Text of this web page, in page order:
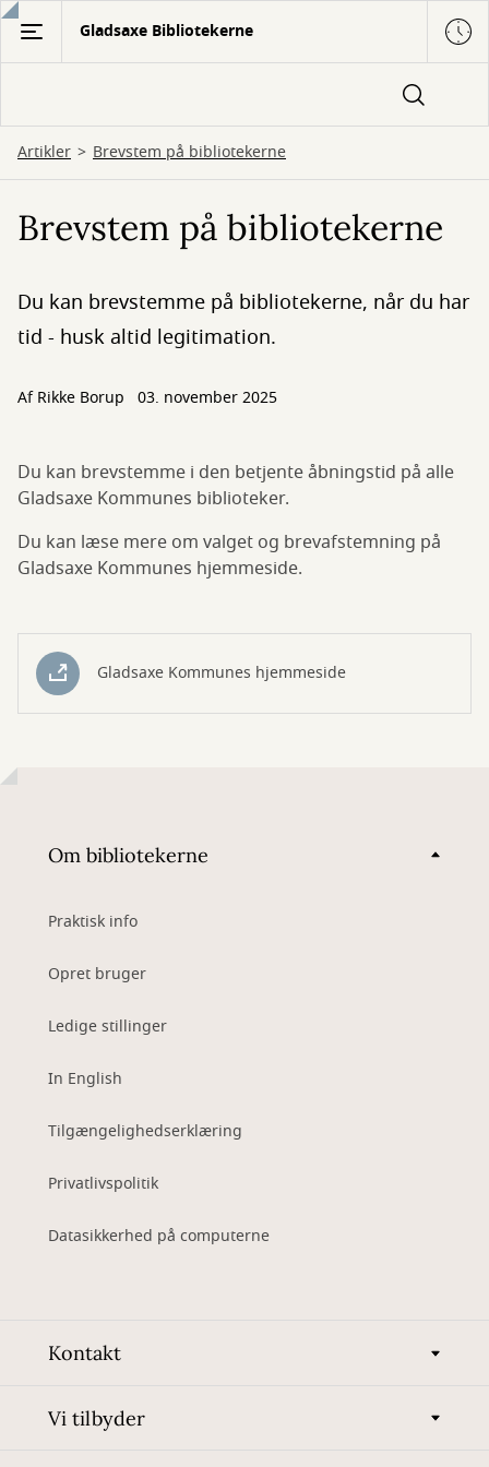
Gå
hovedindhold
Gladsaxe Bibliotekerne
Artikler Brevstem på bibliotekerne
Brevstem på bibliotekerne
Du kan brevstemme på bibliotekerne, når du har
tid - husk altid legitimation.
AfRikke Borup 03. november 2025
Du kan brevstemme i den betjente åbningstid på alle
Gladsaxe Kommunes biblioteker.
Du kan læse mere om valget og brevafstemning på
Gladsaxe Kommunes hjemmeside.
Gladsaxe Kommunes hjemmeside
Om bibliotekerne
Praktisk info
Opret bruger
Ledige stillinger
In English
Tilgængelighedserklæring
Privatlivspolitik
Datasikkerhed på computerne
Kontakt
Vi tilbyder